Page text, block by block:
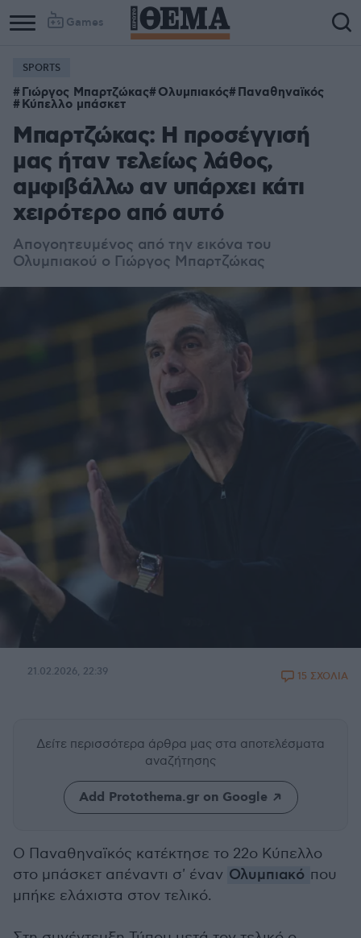
Games
SPORTS
Γιώργος Μπαρτζώκας Ολυμπιακός Παναθηναϊκός
Κύπελλο μπάσκετ
Μπαρτζώκας: Η προσέγγισή
μας ήταν τελείως λάθος,
αμφιβάλλω αν υπάρχει κάτι
χειρότερο από αυτό
Απογοητευμένος από την εικόνα του
Ολυμπιακού ο Γιώργος Μπαρτζώκας
21.02.2026, 22:39 15 ΣΧΟΛΙΑ
Δείτε περισσότερα άρθρα μας στα αποτελέσματα
αναζήτησης
Add Protothema.gr on Google
Ο Παναθηναϊκός κατέκτησε το 22ο Κύπελλο
στο μπάσκετ απέναντι σ' έναν Ολυμπιακό που
μπήκε ελάχιστα στον τελικό.